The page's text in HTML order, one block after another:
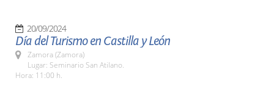
20/09/2024
Día del Turismo en Castilla y León
Zamora (Zamora)
Lugar: Seminario San Atilano.
Hora: 11:00 h.